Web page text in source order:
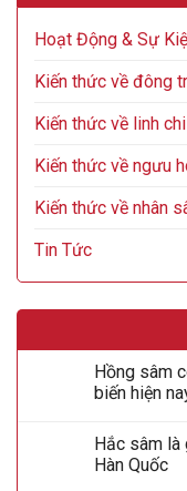
Hoạt Động & Sự
Kiến thức về đông
Kiến thức về linh chi
Kiến thức về ngưu
Kiến thức về nhân
Tin Tức
Hồng sâm
biến hiện
Hắc sâm là
Hàn Quốc